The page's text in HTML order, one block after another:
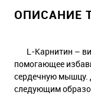
ОПИСАНИЕ
L-Карнитин –
помогающее
сердечную мышцу.
следующим